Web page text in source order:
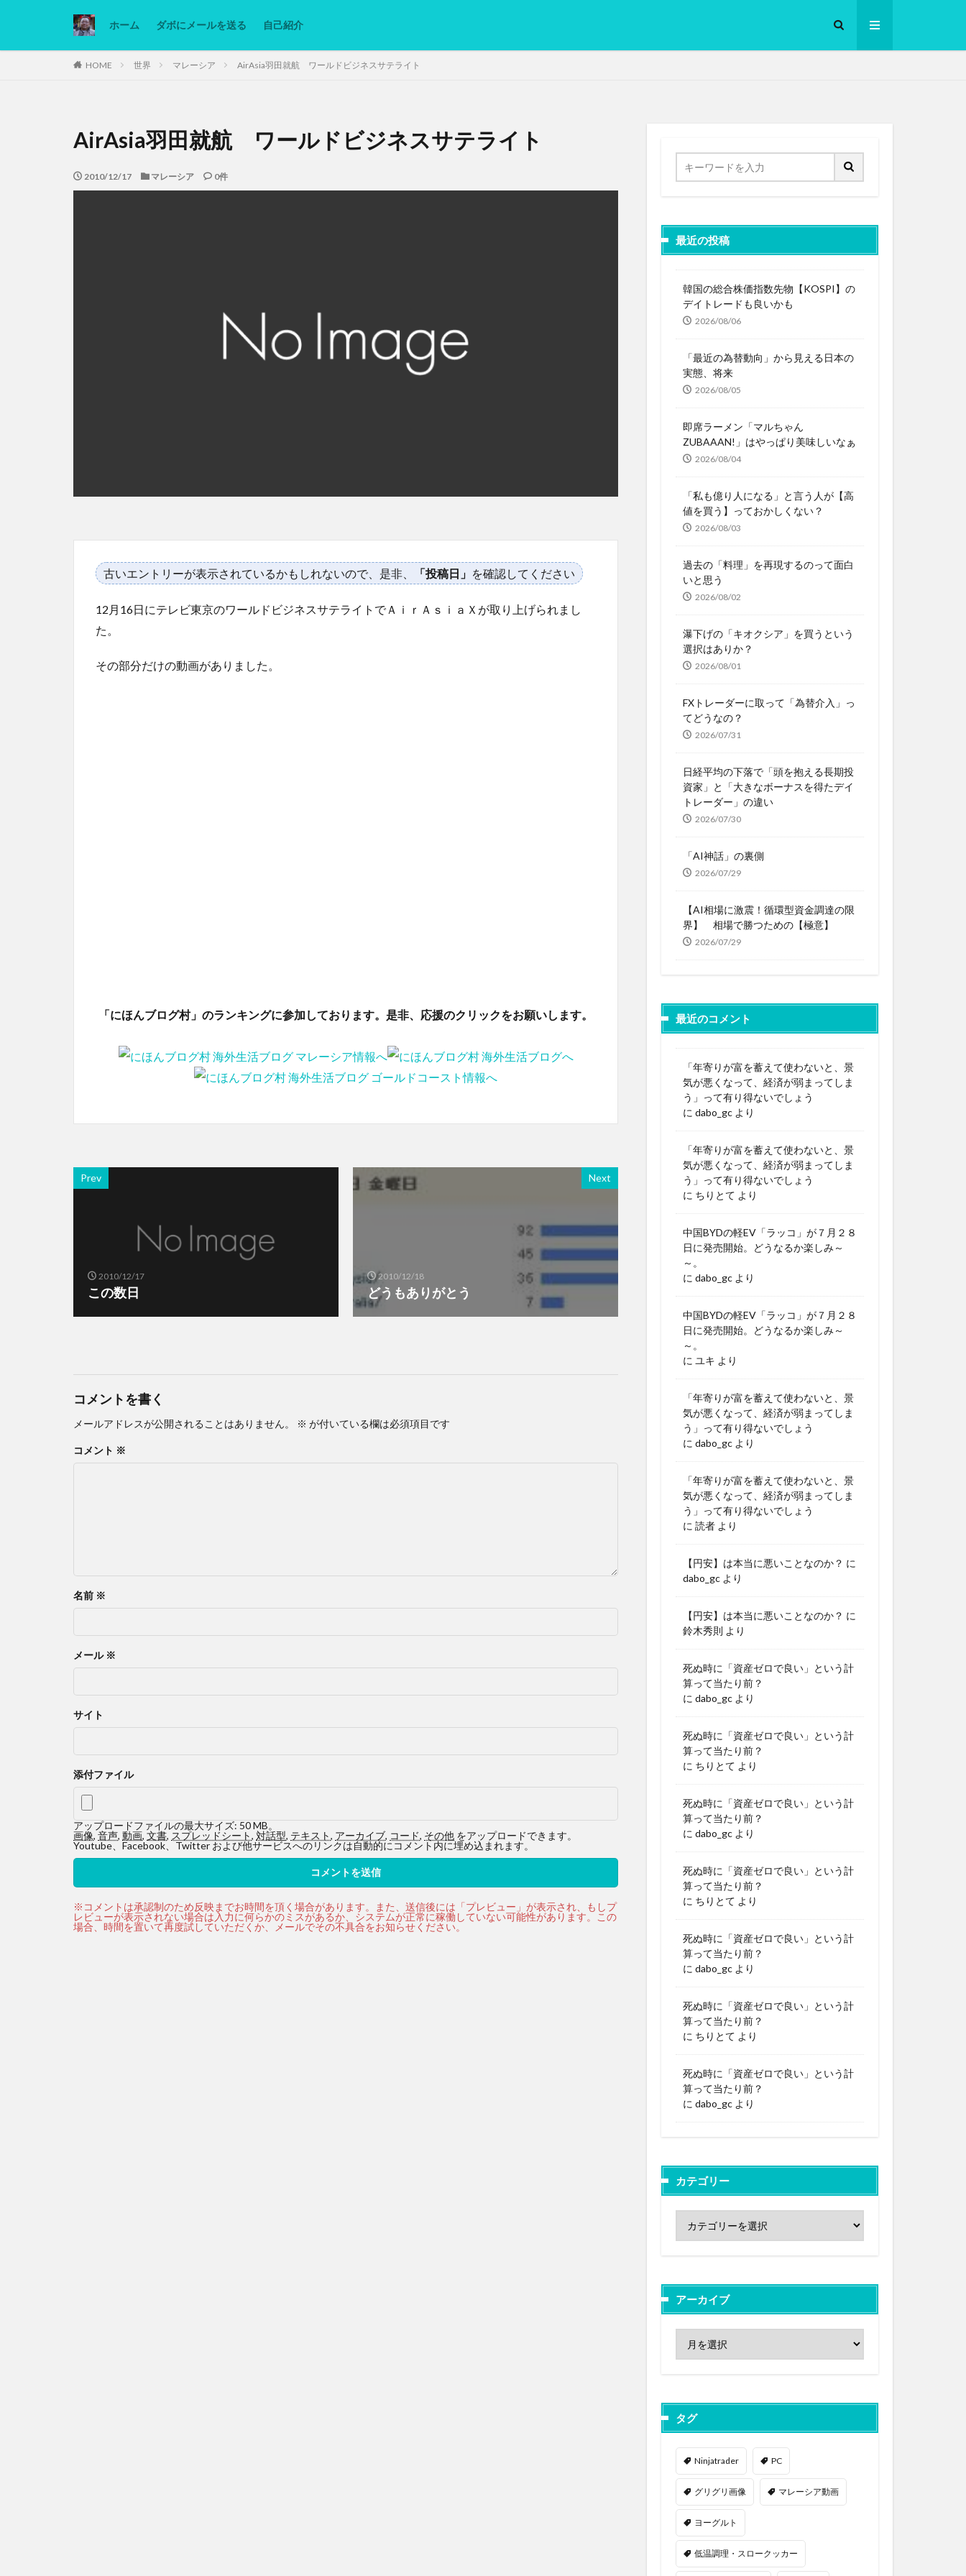
ホーム ダボにメールを送る 自己紹介
HOME 世界 マレーシア AirAsia羽田就航 ワールドビジネスサテライト
AirAsia羽田就航 ワールドビジネスサテライト
2010/12/17 マレーシア 0件
古いエントリーが表示されているかもしれないので、是非、 「投稿日」 を確認してください
12月16日にテレビ東京のワールドビジネスサテライトでＡｉｒＡｓｉａＸが取り上げられまし
た。
その部分だけの動画がありました。
「にほんブログ村」のランキングに参加しております。是非、応援のクリックをお願いします。
Prev
2010/12/17
この数日
Next
2010/12/18
どうもありがとう
コメントを書く
メールアドレスが公開されることはありません。 ※ が付いている欄は必須項目です
コメント ※
名前 ※
メール ※
サイト
添付ファイル
アップロードファイルの最大サイズ: 50 MB。
画像, 音声, 動画, 文書, スプレッドシート, 対話型, テキスト, アーカイブ, コード, その他 をアップロードできます。
Youtube、Facebook、Twitter および他サービスへのリンクは自動的にコメント内に埋め込まれます。
最近の投稿
韓国の総合株価指数先物【KOSPI】の
デイトレードも良いかも
2026/08/06
「最近の為替動向」から見える日本の
実態、将来
2026/08/05
即席ラーメン「マルちゃん
ZUBAAAN!」はやっぱり美味しいなぁ
2026/08/04
「私も億り人になる」と言う人が【高
値を買う】っておかしくない？
2026/08/03
過去の「料理」を再現するのって面白
いと思う
2026/08/02
瀑下げの「キオクシア」を買うという
選択はありか？
2026/08/01
FXトレーダーに取って「為替介入」っ
てどうなの？
2026/07/31
日経平均の下落で「頭を抱える長期投
資家」と「大きなボーナスを得たデイ
トレーダー」の違い
2026/07/30
「AI神話」の裏側
2026/07/29
【AI相場に激震！循環型資金調達の限
界】 相場で勝つための【極意】
2026/07/29
最近のコメント
「年寄りが富を蓄えて使わないと、景
気が悪くなって、経済が弱まってしま
う」って有り得ないでしょう
に dabo_gc より
「年寄りが富を蓄えて使わないと、景
気が悪くなって、経済が弱まってしま
う」って有り得ないでしょう
に ちりとて より
中国BYDの軽EV「ラッコ」が７月２８
日に発売開始。どうなるか楽しみ～
～。
に dabo_gc より
中国BYDの軽EV「ラッコ」が７月２８
日に発売開始。どうなるか楽しみ～
～。
に ユキ より
「年寄りが富を蓄えて使わないと、景
気が悪くなって、経済が弱まってしま
う」って有り得ないでしょう
に dabo_gc より
「年寄りが富を蓄えて使わないと、景
気が悪くなって、経済が弱まってしま
う」って有り得ないでしょう
に 読者 より
【円安】は本当に悪いことなのか？ に
dabo_gc より
【円安】は本当に悪いことなのか？ に
鈴木秀則 より
死ぬ時に「資産ゼロで良い」という計
算って当たり前？
に dabo_gc より
死ぬ時に「資産ゼロで良い」という計
算って当たり前？
に ちりとて より
死ぬ時に「資産ゼロで良い」という計
算って当たり前？
に dabo_gc より
死ぬ時に「資産ゼロで良い」という計
算って当たり前？
に ちりとて より
死ぬ時に「資産ゼロで良い」という計
算って当たり前？
に dabo_gc より
死ぬ時に「資産ゼロで良い」という計
算って当たり前？
に ちりとて より
死ぬ時に「資産ゼロで良い」という計
算って当たり前？
に dabo_gc より
カテゴリー
アーカイブ
タグ
Ninjatrader PC
グリグリ画像 マレーシア動画
ヨーグルト
低温調理・スロークッカー
カテゴリー
Ninjatrader PC グリグリ画像 マレーシア動画 ヨーグルト